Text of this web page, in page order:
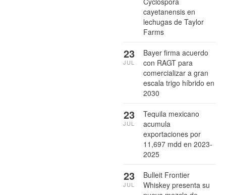
cayetanensis en
lechugas de Taylor
Farms
Bayer firma acuerdo
con RAGT para
comercializar a gran
escala trigo híbrido en
2030
23
JUL
Tequila mexicano
acumula
exportaciones por
11,697 mdd en 2023-
2025
23
JUL
Bulleit Frontier
Whiskey presenta su
23
JUL